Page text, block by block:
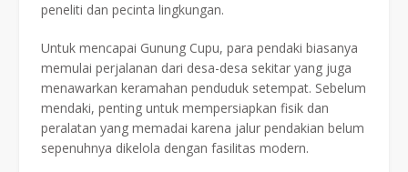
peneliti dan pecinta lingkungan.
Untuk mencapai Gunung Cupu, para pendaki biasanya
memulai perjalanan dari desa-desa sekitar yang juga
menawarkan keramahan penduduk setempat. Sebelum
mendaki, penting untuk mempersiapkan fisik dan
peralatan yang memadai karena jalur pendakian belum
sepenuhnya dikelola dengan fasilitas modern.